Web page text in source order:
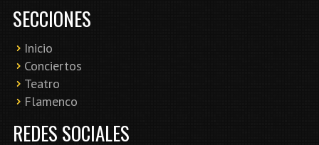
SECCIONES
Inicio
Conciertos
Teatro
Flamenco
REDES SOCIALES